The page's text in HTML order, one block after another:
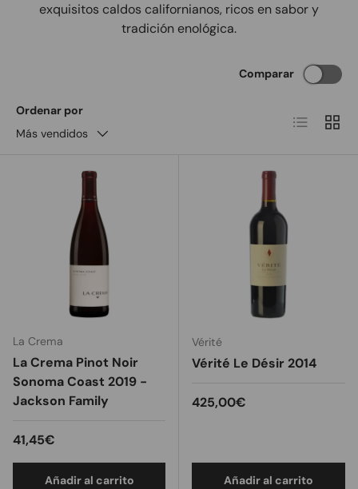
exquisitos caldos californianos, ricos en sabor y
tradición enológica.
Ordenar por
Más vendidos
Comparar
Lista
La Crema
La Crema Pinot Noir
Sonoma Coast 2019 -
Jackson Family
Precio normal
41,45€
Añadir al carrito
Vérité
Vérité Le Désir 2014
Precio normal
425,00€
Añadir al carrito